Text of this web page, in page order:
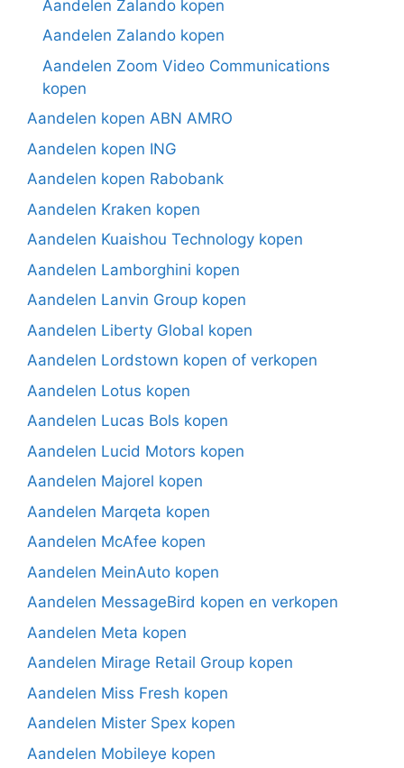
Aandelen Zalando kopen
Aandelen Zalando kopen
Aandelen Zoom Video Communications
kopen
Aandelen kopen ABN AMRO
Aandelen kopen ING
Aandelen kopen Rabobank
Aandelen Kraken kopen
Aandelen Kuaishou Technology kopen
Aandelen Lamborghini kopen
Aandelen Lanvin Group kopen
Aandelen Liberty Global kopen
Aandelen Lordstown kopen of verkopen
Aandelen Lotus kopen
Aandelen Lucas Bols kopen
Aandelen Lucid Motors kopen
Aandelen Majorel kopen
Aandelen Marqeta kopen
Aandelen McAfee kopen
Aandelen MeinAuto kopen
Aandelen MessageBird kopen en verkopen
Aandelen Meta kopen
Aandelen Mirage Retail Group kopen
Aandelen Miss Fresh kopen
Aandelen Mister Spex kopen
Aandelen Mobileye kopen